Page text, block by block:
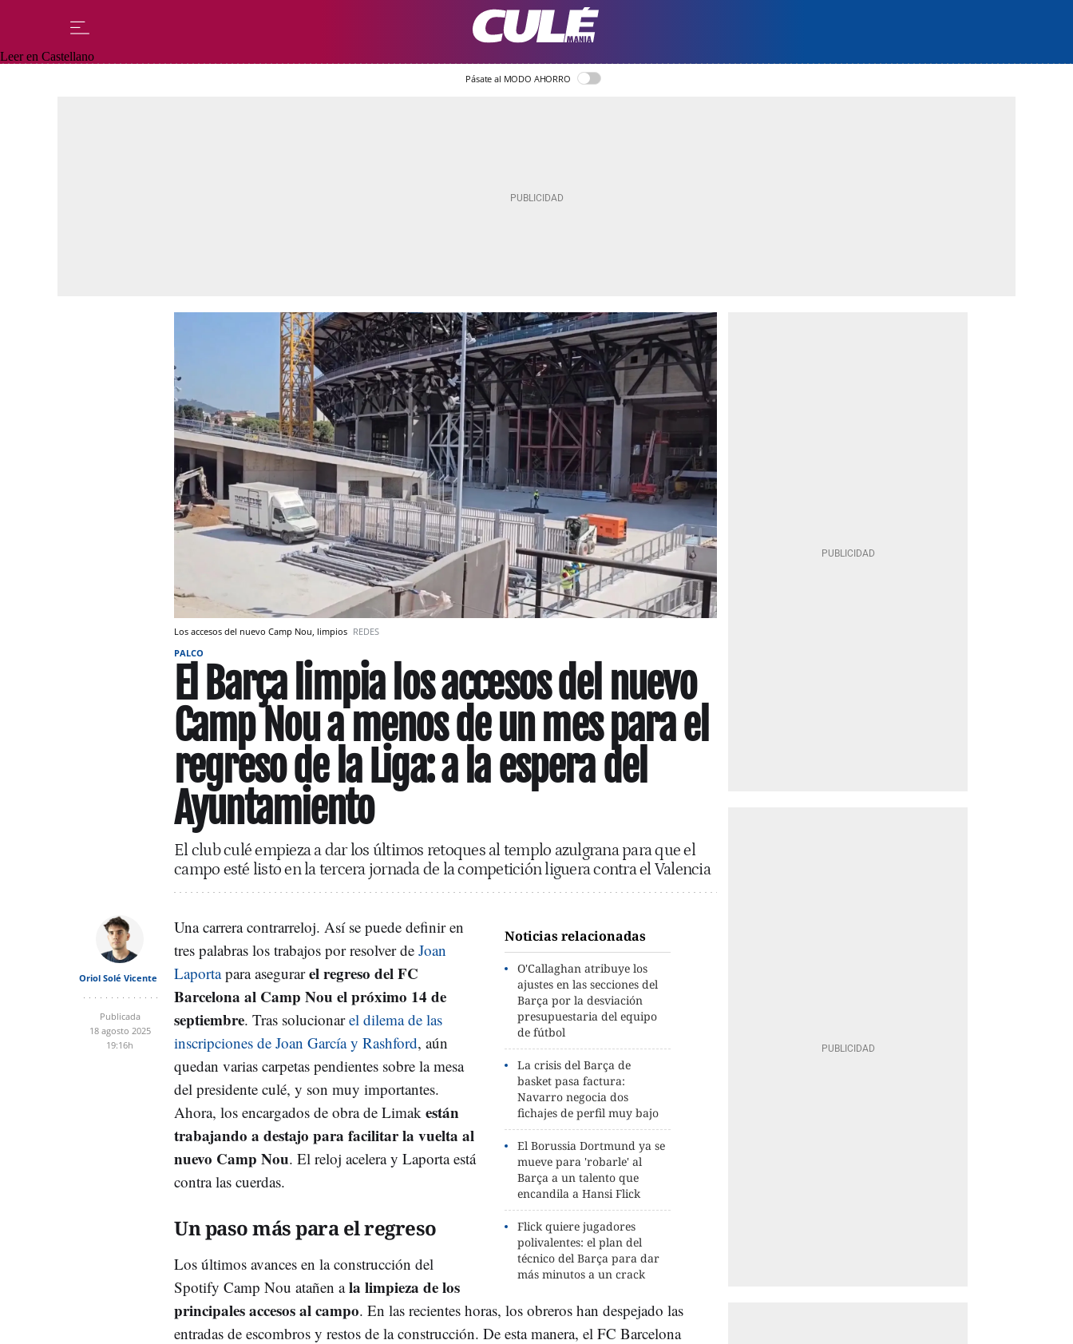
Leer en Castellano
Pásate al MODO AHORRO
Los accesos del nuevo Camp Nou, limpios REDES
PALCO
El Barça limpia los accesos del nuevo
Camp Nou a menos de un mes para el
regreso de la Liga: a la espera del
Ayuntamiento
El club culé empieza a dar los últimos retoques al templo azulgrana para que el
campo esté listo en la tercera jornada de la competición liguera contra el Valencia
Oriol Solé Vicente
Publicada
18 agosto 2025
19:16h
Noticias relacionadas
O'Callaghan atribuye los
ajustes en las secciones del
Barça por la desviación
presupuestaria del equipo
de fútbol
La crisis del Barça de
basket pasa factura:
Navarro negocia dos
fichajes de perfil muy bajo
El Borussia Dortmund ya se
mueve para 'robarle' al
Barça a un talento que
encandila a Hansi Flick
Flick quiere jugadores
polivalentes: el plan del
técnico del Barça para dar
más minutos a un crack
Una carrera contrarreloj. Así se puede definir en
tres palabras los trabajos por resolver de Joan
Laportapara asegurarel regreso del FC
Barcelona al Camp Nou el próximo 14 de
septiembre. Tras solucionarel dilema de las
inscripciones de Joan García y Rashford, aún
quedan varias carpetas pendientes sobre la mesa
del presidente culé, y son muy importantes.
Ahora, los encargados de obra de Limak están
trabajando a destajo para facilitar la vuelta al
nuevo Camp Nou. El reloj acelera y Laporta está
contra las cuerdas.
Un paso más para el regreso
Los últimos avances en la construcción del
Spotify Camp Nou atañen ala limpieza de los
principales accesos al campo. En las recientes horas, los obreros han despejado las
entradas de escombros y restos de la construcción. De esta manera, el FC Barcelona